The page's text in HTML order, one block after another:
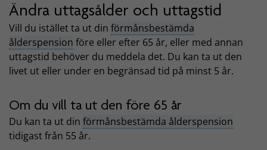
Ändra uttagsålder och uttagstid
Vill du istället ta ut din förmånsbestämda
ålderspension före eller efter 65 år, eller med annan
uttagstid behöver du meddela det. Du kan ta ut den
livet ut eller under en begränsad tid på minst 5 år.
Om du vill ta ut den före 65 år
Du kan ta ut din förmånsbestämda ålderspension
tidigast från 55 år.